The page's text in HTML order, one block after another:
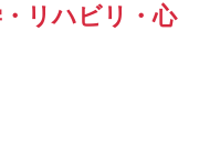
リハビリ・心